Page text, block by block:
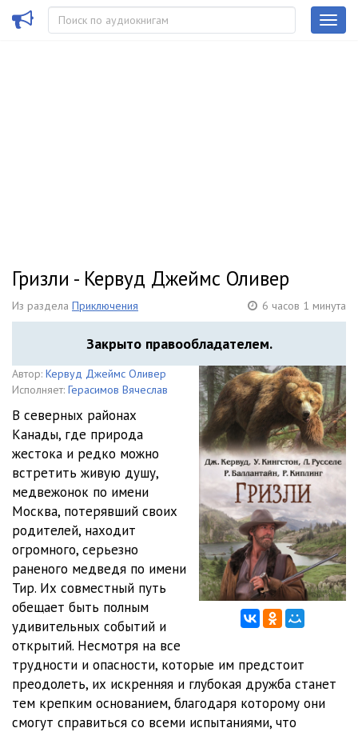
Гризли - Кервуд Джеймс Оливер
Из раздела Приключения 6 часов 1 минута
Закрыто правообладателем.
Автор: Кервуд Джеймс Оливер
Исполняет: Герасимов Вячеслав
В северных районах
Канады, где природа
жестока и редко можно
встретить живую душу,
медвежонок по имени
Москва, потерявший своих
родителей, находит
огромного, серьезно
раненого медведя по имени
Тир. Их совместный путь
обещает быть полным
удивительных событий и
открытий. Несмотря на все
трудности и опасности, которые им предстоит
преодолеть, их искренняя и глубокая дружба станет
тем крепким основанием, благодаря которому они
смогут справиться со всеми испытаниями, что